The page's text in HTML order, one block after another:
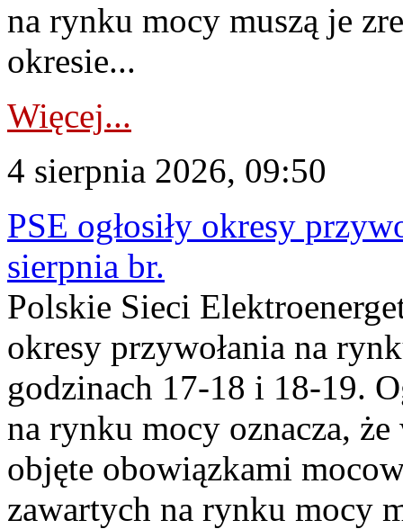
na rynku mocy muszą je
okresie...
Więcej...
4 sierpnia 2026, 09:50
PSE ogłosiły okresy
sierpnia br.
Polskie Sieci
okresy przywołania na
godzinach 17-18 i 18-19.
na rynku mocy oznacza,
objęte obowiązkami
zawartych na rynku mocy